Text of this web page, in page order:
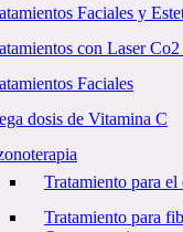
Faciales y
con Laser
Faciales
dosis de Vitamina C
Tratamiento para
Tratamiento para